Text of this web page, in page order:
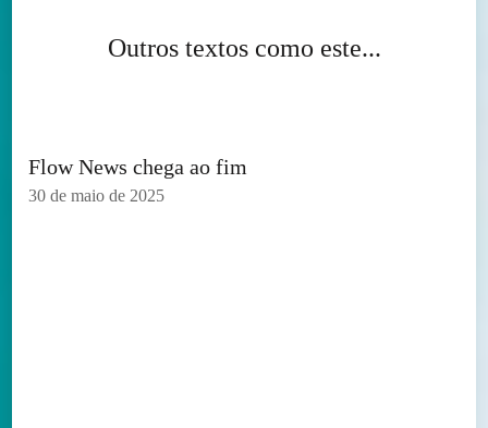
Outros textos como este...
Flow News chega ao fim
30 de maio de 2025